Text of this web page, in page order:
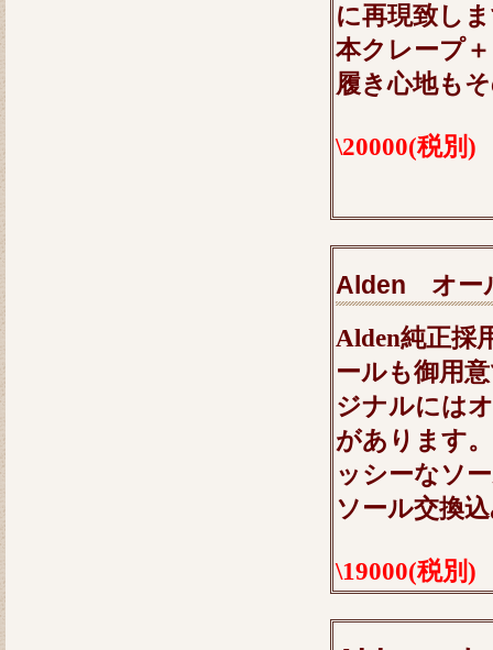
に再現致し
本クレープ
履き心地も
\20000(税別)
Alden オー
Alden純正採
ールも御用
ジナルには
があります
ッシーなソ
ソール交換
\19000(税別)